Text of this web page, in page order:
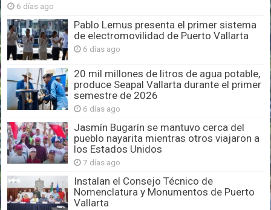
6 días ago
Pablo Lemus presenta el primer sistema
de electromovilidad de Puerto Vallarta
6 días ago
20 mil millones de litros de agua potable,
produce Seapal Vallarta durante el primer
semestre de 2026
6 días ago
Jasmín Bugarín se mantuvo cerca del
pueblo nayarita mientras otros viajaron a
los Estados Unidos
7 días ago
Instalan el Consejo Técnico de
Nomenclatura y Monumentos de Puerto
Vallarta